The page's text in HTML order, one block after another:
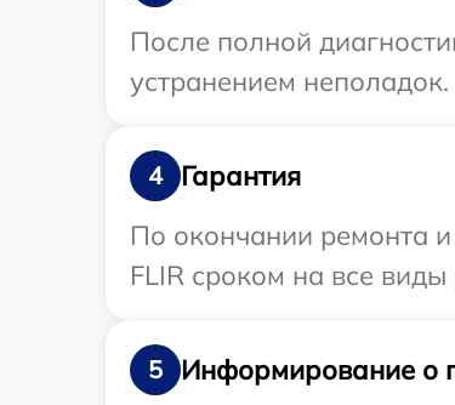
После полной
устранением неполадок.
4
Гарантия
По окончании ремонта
FLIR сроком на все виды
5
Информирование о